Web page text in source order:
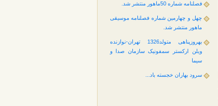
فصلنامه شماره 50ماهور منتشر شد.
چهل و چهارمین شماره فصلنامه‌ موسیقی
ماهور منتشر شد.
بهروزپناهی متولد1326 تهران-نوازنده
ویلن ارکستر سمفونیک سازمان صدا و
سیما
سرود بهاران خجسته باد...